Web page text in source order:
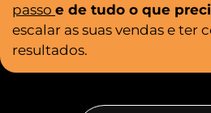
passo e de tudo o que
escalar as suas vendas e ter
resultados.